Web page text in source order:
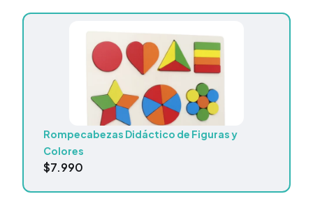
Rompecabezas Didáctico de Figuras y
Colores
$7.990